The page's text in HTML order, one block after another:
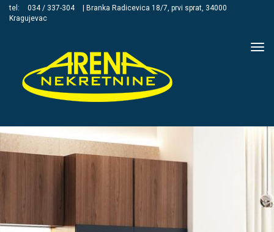
tel: 034 / 337-304
| Branka Radicevica 18/7, prvi sprat, 34000
Kragujevac